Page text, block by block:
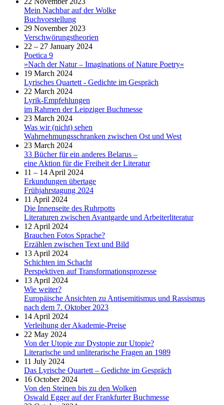
Mein Nachbar auf der Wolke
Buchvorstellung
29 November 2023
Verschwörungstheorien
22 – 27 January 2024
Poetica 9
»Nach der Natur – Imaginations of Nature Poetry«
19 March 2024
Lyrisches Quartett - Gedichte im Gespräch
22 March 2024
Lyrik-Empfehlungen
im Rahmen der Leipziger Buchmesse
23 March 2024
Was wir (nicht) sehen
Wahrnehmungsschranken zwischen Ost und West
23 March 2024
33 Bücher für ein anderes Belarus –
eine Aktion für die Freiheit der Literatur
11 – 14 April 2024
Erkundungen übertage
Frühjahrstagung 2024
11 April 2024
Die Innenseite des Ruhrpotts
Literaturen zwischen Avantgarde und Arbeiterliteratur
12 April 2024
Brauchen Fotos Sprache?
Erzählen zwischen Text und Bild
13 April 2024
Schichten im Schacht
Perspektiven auf Transformationsprozesse
13 April 2024
Wie weiter?
Europäische Ansichten zu Antisemitismus und Rassismus
nach dem 7. Oktober 2023
14 April 2024
Verleihung der Akademie-Preise
22 May 2024
Von der Utopie zur Dystopie zur Utopie?
Literarische und unliterarische Fragen an 1989
11 July 2024
Das Lyrische Quartett – Gedichte im Gespräch
16 October 2024
Von den Steinen bis zu den Wolken
Oswald Egger auf der Frankfurter Buchmesse